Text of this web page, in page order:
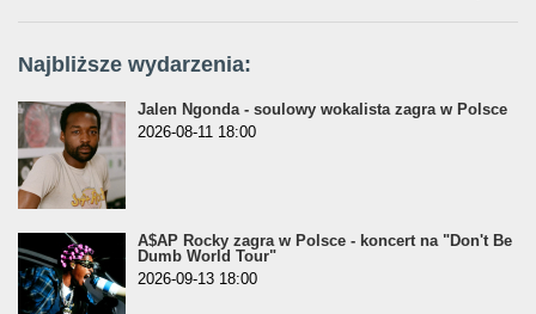
Najbliższe wydarzenia:
Jalen Ngonda - soulowy wokalista zagra w Polsce
2026-08-11 18:00
A$AP Rocky zagra w Polsce - koncert na "Don't Be
Dumb World Tour"
2026-09-13 18:00